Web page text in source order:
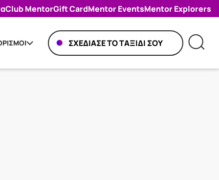
Club MentorGift CardMentor EventsMentor Explorers
ΣΧΕΔΙΑΣΕ ΤΟ ΤΑΞΙΔΙ ΣΟΥ